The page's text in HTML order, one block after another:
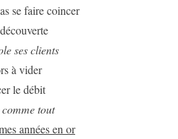
se faire coincer
ses clients
à vider
le débit
tout
années en or